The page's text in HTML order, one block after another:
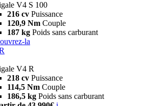
V4 S 100
216 cv Puissance
120,9 Nm Couple
187 kg Poids sans carburant
la
V4 R
218 cv Puissance
114,5 Nm Couple
186,5 kg Poids sans carburant